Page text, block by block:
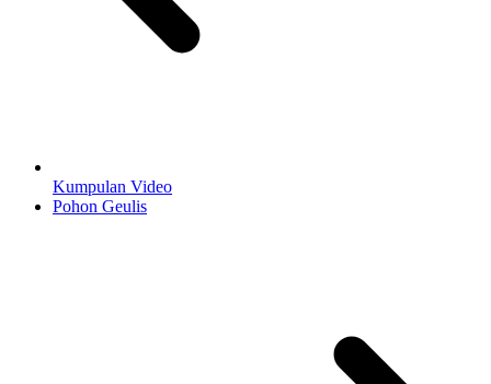
Kumpulan Video
Pohon Geulis